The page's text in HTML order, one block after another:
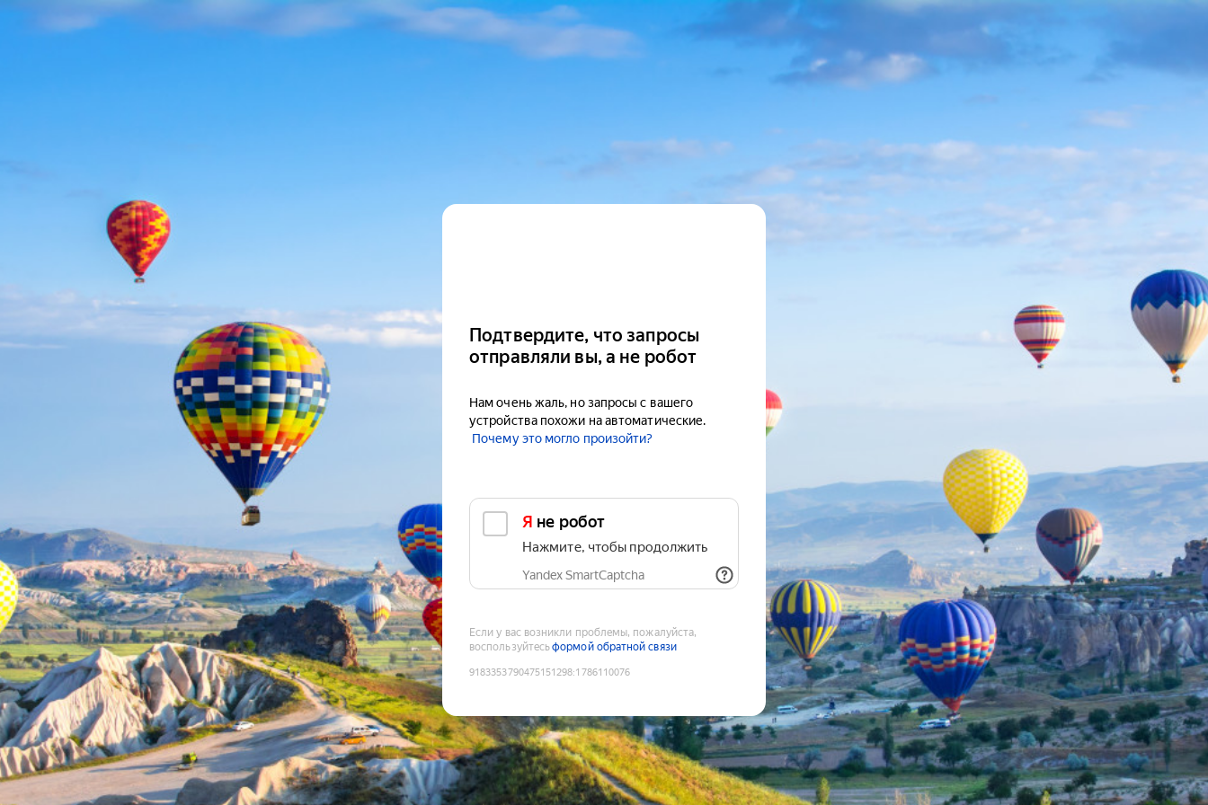
Подтвердите, что запросы
отправляли вы, а не робот
Нам очень жаль, но запросы с вашего
устройства похожи на автоматические.
Почему это могло произойти?
Я не робот
Нажмите, чтобы продолжить
Yandex SmartCaptcha
Если у вас возникли проблемы, пожалуйста,
воспользуйтесьформой обратной связи
9183353790475151298:1786110076